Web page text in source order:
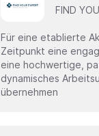
FIND
Für eine etablierte
Zeitpunkt eine engagierte Persönlichkeit als
eine hochwertige,
dynamisches
übernehmen